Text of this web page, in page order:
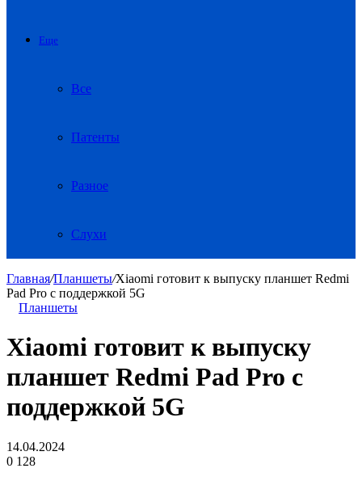
Еще
Все
Патенты
Разное
Слухи
Главная/Планшеты/Xiaomi готовит к выпуску планшет Redmi
Pad Pro с поддержкой 5G
Планшеты
Xiaomi готовит к выпуску
планшет Redmi Pad Pro с
поддержкой 5G
14.04.2024
0 128